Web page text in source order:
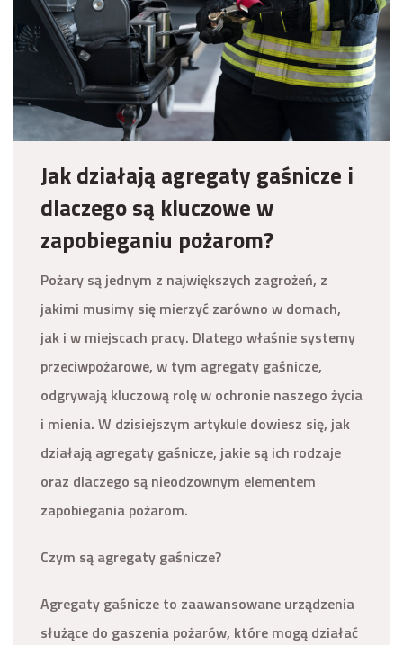
Jak działają agregaty gaśnicze i
dlaczego są kluczowe w
zapobieganiu pożarom?
Pożary są jednym z największych zagrożeń, z
jakimi musimy się mierzyć zarówno w domach,
jak i w miejscach pracy. Dlatego właśnie systemy
przeciwpożarowe, w tym agregaty gaśnicze,
odgrywają kluczową rolę w ochronie naszego życia
i mienia. W dzisiejszym artykule dowiesz się, jak
działają agregaty gaśnicze, jakie są ich rodzaje
oraz dlaczego są nieodzownym elementem
zapobiegania pożarom.
Czym są agregaty gaśnicze?
Agregaty gaśnicze to zaawansowane urządzenia
służące do gaszenia pożarów, które mogą działać